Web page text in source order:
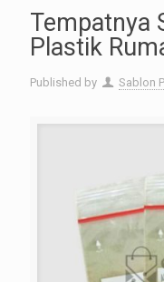
Tempatnya
Plastik
Published by Sablon